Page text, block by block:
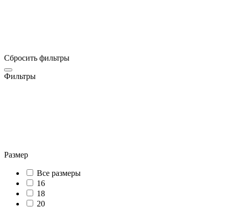
Сбросить фильтры
Фильтры
Размер
Все размеры
16
18
20